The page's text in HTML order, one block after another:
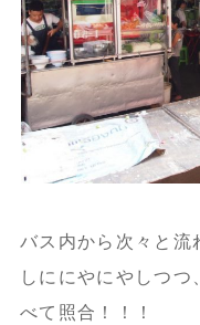
バス内から次々と流
しににやにやしつ
べて照合！！！